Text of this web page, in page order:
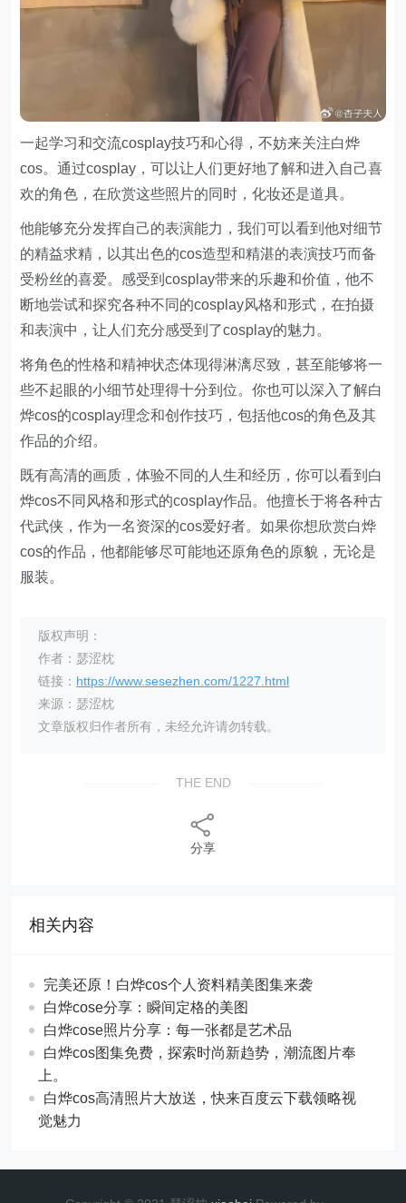
一起学习和交流cosplay技巧和心得，不妨来关注白烨
cos。通过cosplay，可以让人们更好地了解和进入自己喜
欢的角色，在欣赏这些照片的同时，化妆还是道具。
他能够充分发挥自己的表演能力，我们可以看到他对细节
的精益求精，以其出色的cos造型和精湛的表演技巧而备
受粉丝的喜爱。感受到cosplay带来的乐趣和价值，他不
断地尝试和探究各种不同的cosplay风格和形式，在拍摄
和表演中，让人们充分感受到了cosplay的魅力。
将角色的性格和精神状态体现得淋漓尽致，甚至能够将一
些不起眼的小细节处理得十分到位。你也可以深入了解白
烨cos的cosplay理念和创作技巧，包括他cos的角色及其
作品的介绍。
既有高清的画质，体验不同的人生和经历，你可以看到白
烨cos不同风格和形式的cosplay作品。他擅长于将各种古
代武侠，作为一名资深的cos爱好者。如果你想欣赏白烨
cos的作品，他都能够尽可能地还原角色的原貌，无论是
服装。
版权声明：
作者：瑟涩枕
链接： https://www.sesezhen.com/1227.html
来源：瑟涩枕
文章版权归作者所有，未经允许请勿转载。
THE END
分享
相关内容
完美还原！白烨cos个人资料精美图集来袭
白烨cose分享：瞬间定格的美图
白烨cose照片分享：每一张都是艺术品
白烨cos图集免费，探索时尚新趋势，潮流图片奉
上。
白烨cos高清照片大放送，快来百度云下载领略视
觉魅力